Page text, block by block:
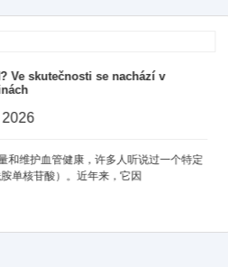
别再单独服用 NMN！PQQ 和麦角硫因的
体“逆龄”
2026年7月10日
全球人口正以前所未有的速度老龄化。世界卫
测，到2050年，全球60岁及以上人口将超